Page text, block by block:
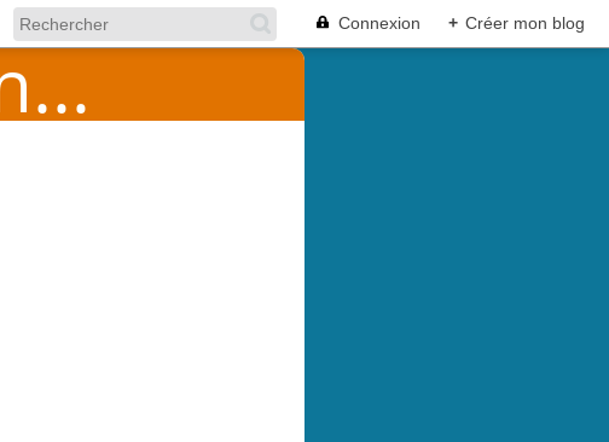
Connexion + Créer mon blog